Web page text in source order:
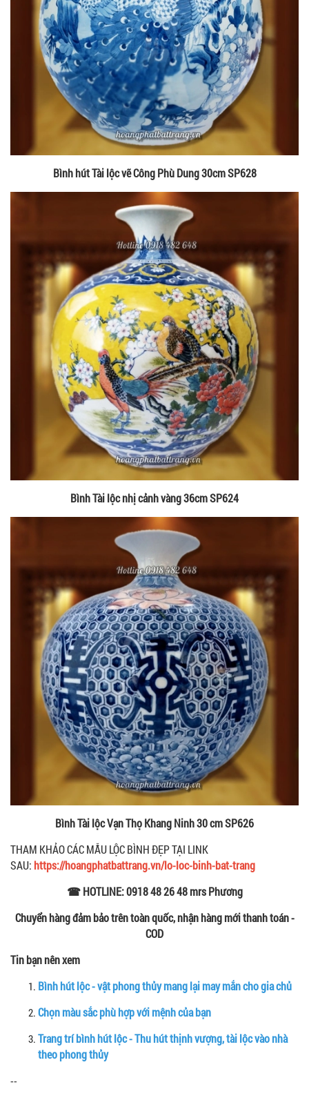
Bình hút Tài lộc vẽ Công Phù Dung 30cm SP628
Bình Tài lộc nhị cảnh vàng 36cm SP624
Bình Tài lộc Vạn Thọ Khang Ninh 30 cm SP626
THAM KHẢO CÁC MẪU LỘC BÌNH ĐẸP TẠI LINK
SAU: https://hoangphatbattrang.vn/lo-loc-binh-bat-trang
☎ HOTLINE: 0918 48 26 48 mrs Phương
Chuyển hàng đảm bảo trên toàn quốc, nhận hàng mới thanh toán -
COD
Tin bạn nên xem
Bình hút lộc - vật phong thủy mang lại may mắn cho gia chủ
Chọn màu sắc phù hợp với mệnh của bạn
Trang trí bình hút lộc - Thu hút thịnh vượng, tài lộc vào nhà
theo phong thủy
--